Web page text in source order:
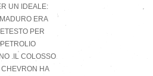
UN IDEALE:
ERA
PER
.IL COLOSSO
HA